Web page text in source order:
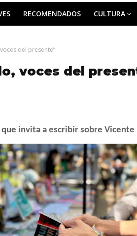
RECOMENDADOS CULTURA
del presente”
voces del
invita a escribir sobre Vicente